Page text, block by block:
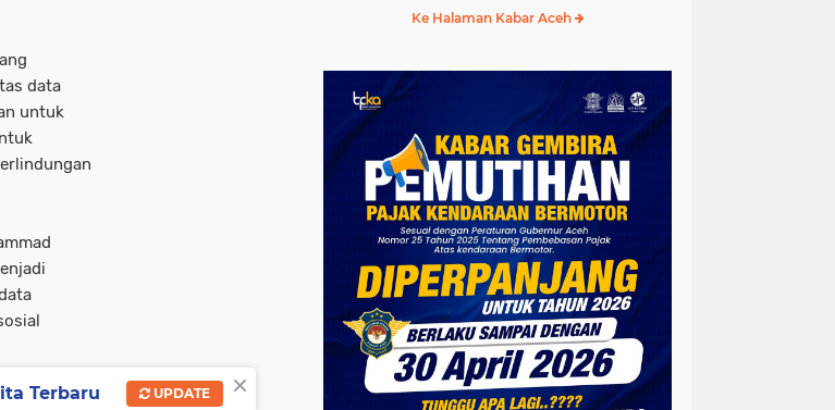
data
untuk
Ke Halaman Kabar Aceh
×
Terbaru UPDATE